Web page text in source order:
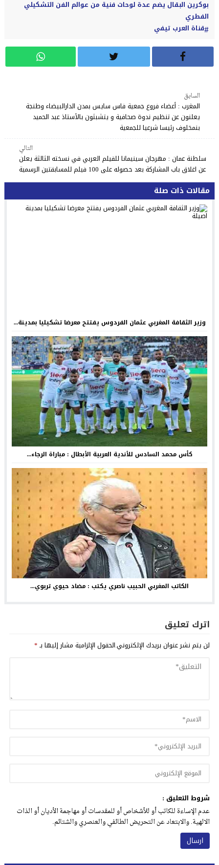
بوكرين البقال يضم عدة لوحات فنية من عوالم الفن التشكيلي
الفطري
قناة العرب تيفي
السابق
المغرب : أعضاء فروع جمعية فاس سايس بمدن الدارالبيضاء وطنجة
يعلنون عن تنظيم ندوة صحافية و يتشبثون بالأستاذ عبد الحميد
بنمخلوف رئيسا شرعيا للجمعية
التالي
سلطنة عمان : مهرجان سينيمانا للفيلم العربي في نسخته الثالثة يعلن
عن اغلاق باب المشاركة بعد حصوله على 100 فيلم للمسابقتين الرسمية
مقالات ذات صلة
وزير الثقافة المغربي عثمان الفردوس يفتتح معرضا تشكيليا بمدينة...
كأس محمد السادس للأندية العربية الأبطال : مباراة الرجاء...
الكاتب المغربي الحبيب ناصري يكتب : مضاد حيوي تربوي...
اترك تعليق
لن يتم نشر عنوان بريدك الإلكتروني.الحقول الإلزامية مشار إليها بـ*
شروط التعليق :
عدم الإساءة للكاتب أو للأشخاص أو للمقدسات أو مهاجمة الأديان أو الذات
الالهية. والابتعاد عن التحريض الطائفي والعنصري والشتائم.